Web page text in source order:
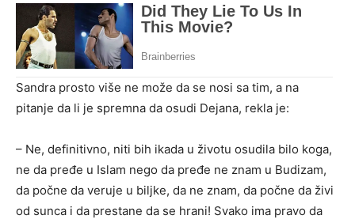
Sandra prosto više ne može da se nosi sa tim, a na
pitanje da li je spremna da osudi Dejana, rekla je:
– Ne, definitivno, niti bih ikada u životu osudila bilo koga,
ne da pređe u Islam nego da pređe ne znam u Budizam,
da počne da veruje u biljke, da ne znam, da počne da živi
od sunca i da prestane da se hrani! Svako ima pravo da